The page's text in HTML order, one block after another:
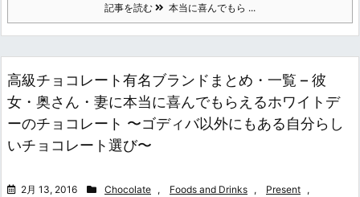
記事を読む 本当に喜んでもら ...
高級チョコレート有名ブランドまとめ・一覧 – 彼
女・奥さん・妻に本当に喜んでもらえるホワイトデ
ーのチョコレート 〜ゴディバ以外にもある自分らし
いチョコレート選び〜
2月 13, 2016 Chocolate , Foods and Drinks , Present ,